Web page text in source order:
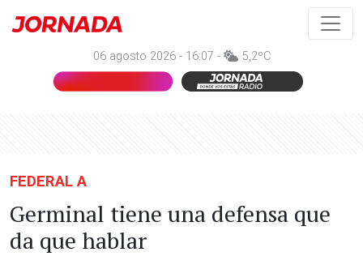
06 agosto 2026 - 16:07 - 5,2ºC
FEDERAL A
Germinal tiene una defensa que
da que hablar